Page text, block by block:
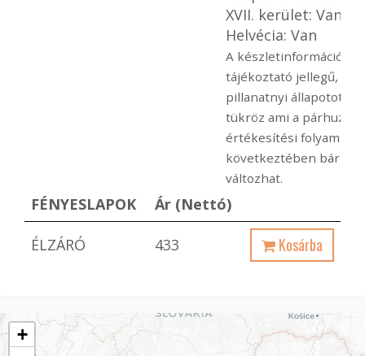
XVII. kerület: Van
Helvécia: Van
A készletinformáció
tájékoztató jellegű,
pillanatnyi állapotot
tükröz ami a
értékesítési folyamatok
következtében
változhat.
FÉNYESLAPOK Ár (Nettó)
ÉLZÁRÓ 433 Kosárba
+